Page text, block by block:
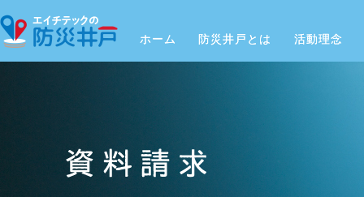
ホーム 防災井戸とは 活動理念